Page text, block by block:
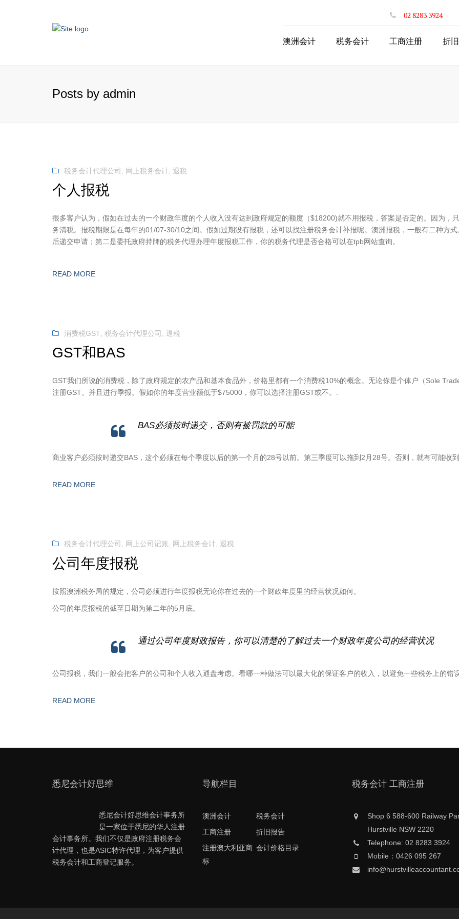
02 8283 3924
澳洲会计 税务会计 工商注册 折
Posts by admin
税务会计代理公司 网上税务会计 退税
个人报税
很多客户认为，假如在过去的一个财政年度的个人收入没有达到政府规定的额度（$18200)就不用报税，答案是否定的。因为，
务清税。报税期限是在每年的01/07-30/10之间。假如过期没有报税，还可以找注册税务会计补报呢。澳洲报税，一般有二种方
后递交申请；第二是委托政府持牌的税务代理办理年度报税工作，你的税务代理是否合格可以在tpb网站查询。
READ MORE
消费税GST 税务会计代理公司 退税
GST和BAS
GST我们所说的消费税，除了政府规定的农产品和基本食品外，价格里都有一个消费税10%的概念。无论你是个体户（Sole
注册GST。并且进行季报。假如你的年度营业额低于$75000，你可以选择注册GST或不。.
BAS必须按时递交，否则有被罚款的可能
商业客户必须按时递交BAS，这个必须在每个季度以后的第一个月的28号以前。第三季度可以拖到2月28号。否则，就有可能收
READ MORE
税务会计代理公司 , 网上公司记账, 网上税务会计, 退税
公司年度报税
按照澳洲税务局的规定，公司必须进行年度报税无论你在过去的一个财政年度里的经营状况如何。
公司的年度报税的截至日期为第二年的5月底。
通过公司年度财政报告，你可以清楚的了解过去一个财政年度公司的经营状况
公司报税，我们一般会把客户的公司和个人收入通盘考虑。看哪一种做法可以最大化的保证客户的收入，以避免一些税务上的错
READ MORE
悉尼会计好思维
悉尼会计好思维会计事务所
是一家位于悉尼的华人注册
会计事务所。我们不仅是政府注册税务会
计代理，也是ASIC特许代理，为客户提供
税务会计和工商登记服务。
导航栏目
澳洲会计
税务会计
工商注册
折旧报告
注册澳大利亚商
标
会计价格目录
税务会计 工商注册
Shop 6 588-600 Railway
Hurstville NSW 2220
Telephone: 02 8283 3924
Mobile：0426 095 267